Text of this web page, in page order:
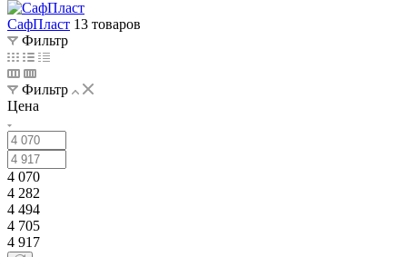
СафПласт 13 товаров
Фильтр
Фильтр
Цена
4 070
4 282
4 494
4 705
4 917